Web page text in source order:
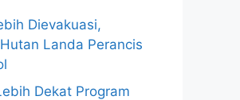
Dievakuasi,
Landa Perancis
Dekat Program